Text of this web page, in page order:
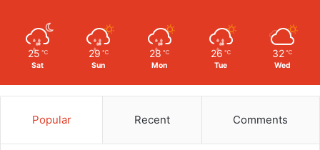
25 ℃
Sat
29 ℃
Sun
28 ℃
Mon
26 ℃
Tue
32 ℃
Wed
Popular Recent Comments